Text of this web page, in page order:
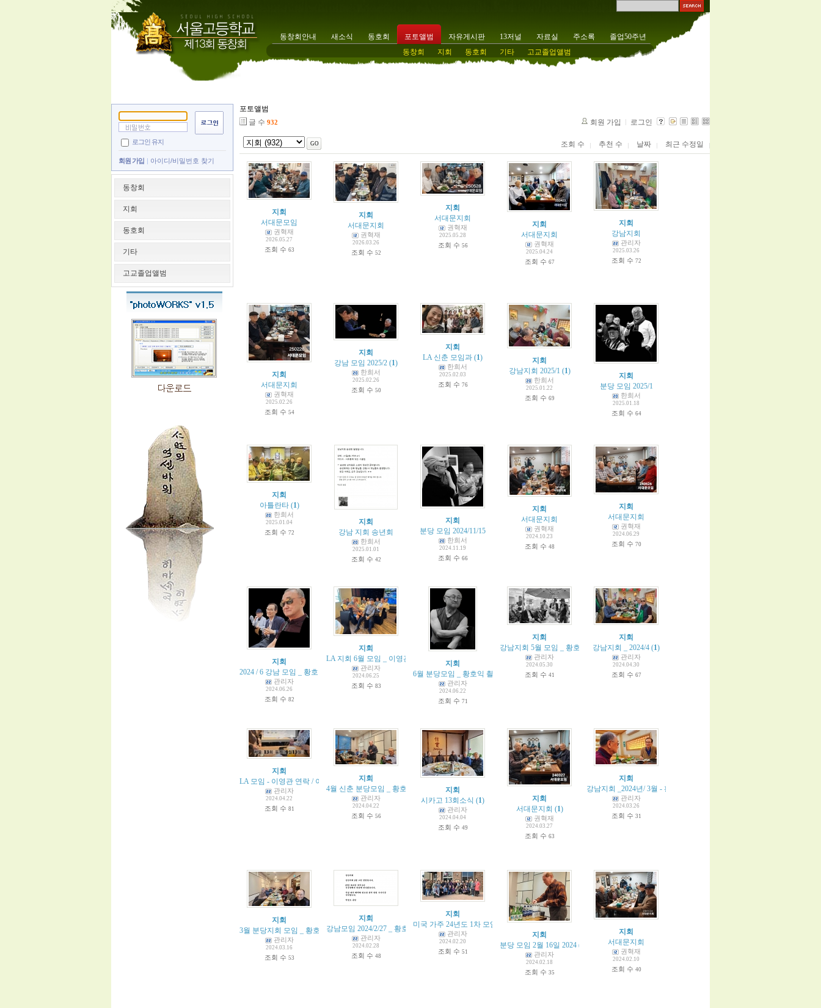
동창회안내 새소식 동호회 포토앨범 자유게시판 13저널 자료실 주소록
졸업50주년
동창회
지회 동호회 기타 고교졸업앨범
로그인 유지
회원 가입 아이디/비밀번호 찾기
동창회
지회
동호회
기타
고교졸업앨범
포토앨범
글 수 932 회원 가입 로그인
조회 수 추천 수 날짜 최근 수정일
지회
서대문모임
권혁재
2026.05.27
조회 수 63
지회
서대문지회
권혁재
2026.03.26
조회 수 52
지회
서대문지회
권혁재
2025.05.28
조회 수 56
지회
서대문지회
권혁재
2025.04.24
조회 수 67
지회
강남지회
관리자
2025.03.26
조회 수 72
지회
서대문지회
권혁재
2025.02.26
조회 수 54
지회
강남 모임 2025/2 (1)
한희서
2025.02.26
조회 수 50
지회
LA 신춘 모임과 (1)
한희서
2025.02.03
조회 수 76
지회
강남지회 2025/1 (1)
한희서
2025.01.22
조회 수 69
지회
분당 모임 2025/1
한희서
2025.01.18
조회 수 64
지회
아틀란타 (1)
한희서
2025.01.04
조회 수 72
지회
강남 지회 송년회
한희서
2025.01.01
조회 수 42
지회
분당 모임 2024/11/15
한희서
2024.11.19
조회 수 66
지회
서대문지회
권혁재
2024.10.23
조회 수 48
지회
서대문지회
권혁재
2024.06.29
조회 수 70
지회
2024 / 6 강남 모임 _ 황호익 촬영
관리자
2024.06.26
조회 수 82
지회
LA 지회 6월 모임 _ 이영관
관리자
2024.06.25
조회 수 83
지회
6월 분당모임 _ 황호익 촬영
관리자
2024.06.22
조회 수 71
지회
강남지회 5월 모임 _ 황호익 촬영 (1
관리자
2024.05.30
조회 수 41
지회
강남지회 _ 2024/4 (1)
관리자
2024.04.30
조회 수 67
지회
LA 모임 - 이영관 연락 / 이호석 작품
1)
관리자
2024.04.22
조회 수 81
지회
4월 신춘 분당모임 _ 황호익 촬영
관리자
2024.04.22
조회 수 56
지회
시카고 13회소식 (1)
관리자
2024.04.04
조회 수 49
지회
서대문지회 (1)
권혁재
2024.03.27
조회 수 63
지회
강남지회 _2024년/ 3월 - 황호익 촬영
관리자
2024.03.26
조회 수 31
지회
3월 분당지회 모임 _ 황호익 촬영 (1)
관리자
2024.03.16
조회 수 53
지회
강남모임 2024/2/27 _ 황호익 촬영
관리자
2024.02.28
조회 수 48
지회
미국 가주 24년도 1차 모임 [이영관] (1)
관리자
2024.02.20
조회 수 51
지회
분당 모임 2월 16일 2024 (
관리자
2024.02.18
조회 수 35
지회
서대문지회
권혁재
2024.02.10
조회 수 40